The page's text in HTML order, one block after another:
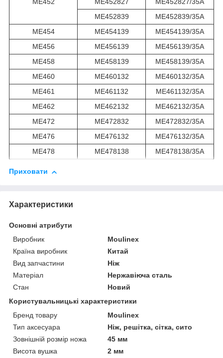
ME452 ME452827
ME452827/35A
ME452839
ME452839/35A
ME454
ME454139
ME454139/35A
ME456
ME456139
ME456139/35A
ME458
ME458139
ME458139/35A
ME460
ME460132
ME460132/35A
ME461
ME461132
ME461132/35A
ME462
ME462132
ME462132/35A
ME472
ME472832
ME472832/35A
ME476
ME476132
ME476132/35A
ME478
ME478138 ME478138/35A
Приховати
Характеристики
Основні атрибути
Виробник
Moulinex
Країна виробник
Китай
Вид запчастини
Ніж
Матеріал
Нержавіюча сталь
Стан
Новий
Користувальницькі характеристики
Бренд товару
Moulinex
Тип аксесуара
Ніж, решітка, сітка, сито
Зовнішній розмір ножа
45 мм
Висота вушка
2 мм